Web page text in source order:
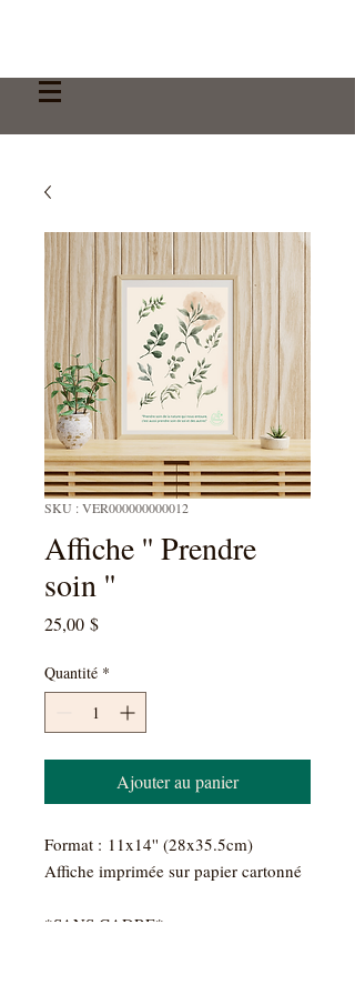
SKU : VER000000000012
Affiche '' Prendre
soin ''
25,00 $Prix
Quantité *
Ajouter au panier
Format : 11x14'' (28x35.5cm)
Affiche imprimée sur papier cartonné
*SANS CADRE*